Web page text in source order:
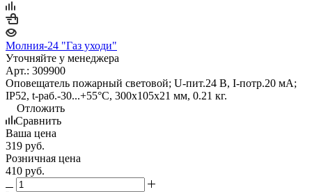
Молния-24 "Газ уходи"
Уточняйте у менеджера
Арт.: 309900
Оповещатель пожарный световой; U-пит.24 В, I-потр.20 мА;
IP52, t-раб.-30...+55°С, 300х105х21 мм, 0.21 кг.
Отложить
Сравнить
Ваша цена
319 руб.
Розничная цена
410 руб.